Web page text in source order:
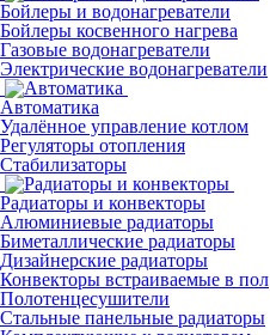
Бойлеры и водонагреватели
Бойлеры косвенного нагрева
Газовые водонагреватели
Электрические водонагреватели
Автоматика
Удалённое управление котлом
Регуляторы отопления
Стабилизаторы
Радиаторы и конвекторы
Алюминиевые радиаторы
Биметаллические радиаторы
Дизайнерские радиаторы
Конвекторы встраиваемые в пол
Полотенцесушители
Стальные панельные радиаторы